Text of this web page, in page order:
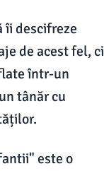
îi descifreze
de acest fel, ci
într-un
tânăr cu
este o